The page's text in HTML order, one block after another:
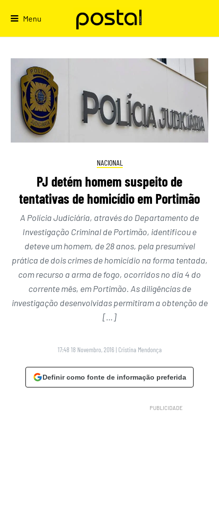
Menu
NACIONAL
PJ detém homem suspeito de
tentativas de homicídio em Portimão
A Polícia Judiciária, através do Departamento de
Investigação Criminal de Portimão, identificou e
deteve um homem, de 28 anos, pela presumível
prática de dois crimes de homicídio na forma tentada,
com recurso a arma de fogo, ocorridos no dia 4 do
corrente mês, em Portimão. As diligências de
investigação desenvolvidas permitiram a obtenção de
[…]
17:48 18 Novembro, 2016 | Cristina Mendonça
Definir como fonte de informação preferida